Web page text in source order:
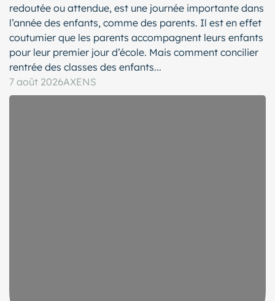
redoutée ou attendue, est une journée importante dans
l’année des enfants, comme des parents. Il est en effet
coutumier que les parents accompagnent leurs enfants
pour leur premier jour d’école. Mais comment concilier
rentrée des classes des enfants...
7 août 2026AXENS